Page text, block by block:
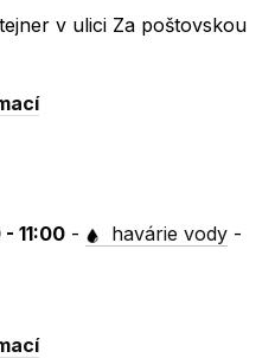
v ulici Za poštovskou
11:00 - havárie vody -